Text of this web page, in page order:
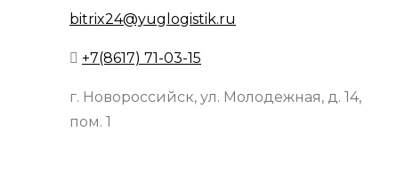
bitrix24@yuglogistik.ru
+7(8617) 71-03-15
г. Новороссийск, ул. Молодежная, д. 14,
пом. 1